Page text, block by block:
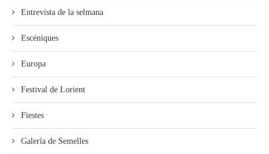
Entrevista de la selmana
Escéniques
Europa
Festival de Lorient
Fiestes
Galería de Semelles